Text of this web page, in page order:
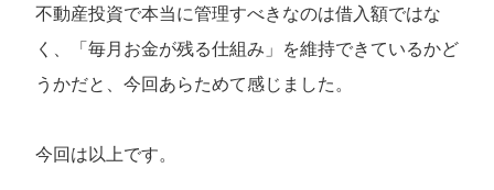
不動産投資で本当に管理すべきなのは借入額ではな
く、「毎月お金が残る仕組み」を維持できているかど
うかだと、今回あらためて感じました。
今回は以上です。